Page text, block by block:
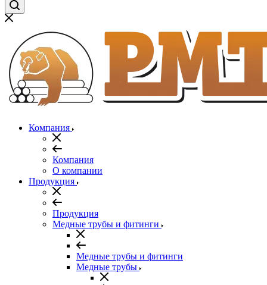
Компания
Компания
О компании
Продукция
Продукция
Медные трубы и фитинги
Медные трубы и фитинги
Медные трубы